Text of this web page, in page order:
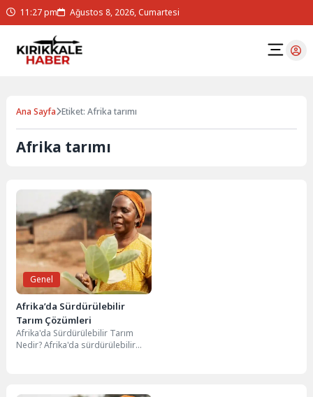
11:27 pm Ağustos 8, 2026, Cumartesi
Ana Sayfa Etiket: Afrika tarımı
Afrika tarımı
Genel
Afrika’da Sürdürülebilir
Tarım Çözümleri
Afrika'da Sürdürülebilir Tarım
Nedir? Afrika'da sürdürülebilir